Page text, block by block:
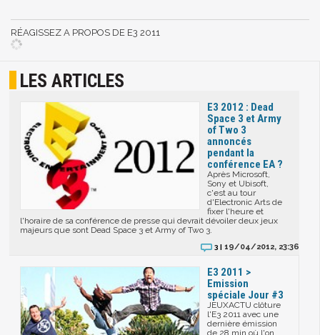
RÉAGISSEZ A PROPOS DE E3 2011
LES ARTICLES
E3 2012 : Dead
Space 3 et Army
of Two 3
annoncés
pendant la
conférence EA ?
Après Microsoft,
Sony et Ubisoft,
c'est au tour
d'Electronic Arts de
fixer l'heure et
l'horaire de sa conférence de presse qui devrait dévoiler deux jeux
majeurs que sont Dead Space 3 et Army of Two 3.
3 | 19/04/2012, 23:36
E3 2011 >
Emission
spéciale Jour #3
JEUXACTU clôture
l'E3 2011 avec une
dernière émission
de 28 min où l'on